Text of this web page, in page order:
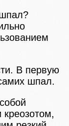
В первую
шпал.
креозотом,